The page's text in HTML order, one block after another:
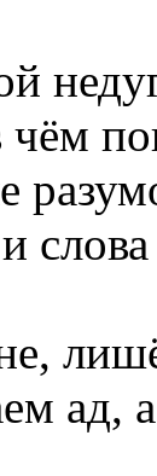
ад,